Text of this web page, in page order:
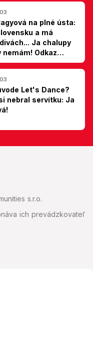
na plné ústa:
a má
Ja chalupy
Odkaz
Let's Dance?
nebral servítku: Ja
s.r.o.
ich prevádzkovateľ